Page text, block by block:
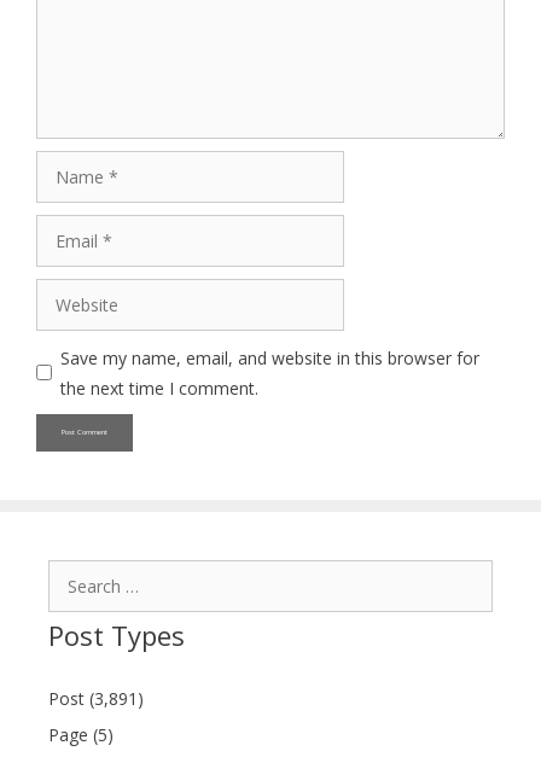
Website
Save my name, email, and website in this browser for
the next time I comment.
Post Types
Post (3,891)
Page (5)